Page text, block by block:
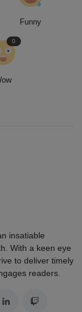
Funny
0
insatiable
With a keen eye
to deliver timely
readers.